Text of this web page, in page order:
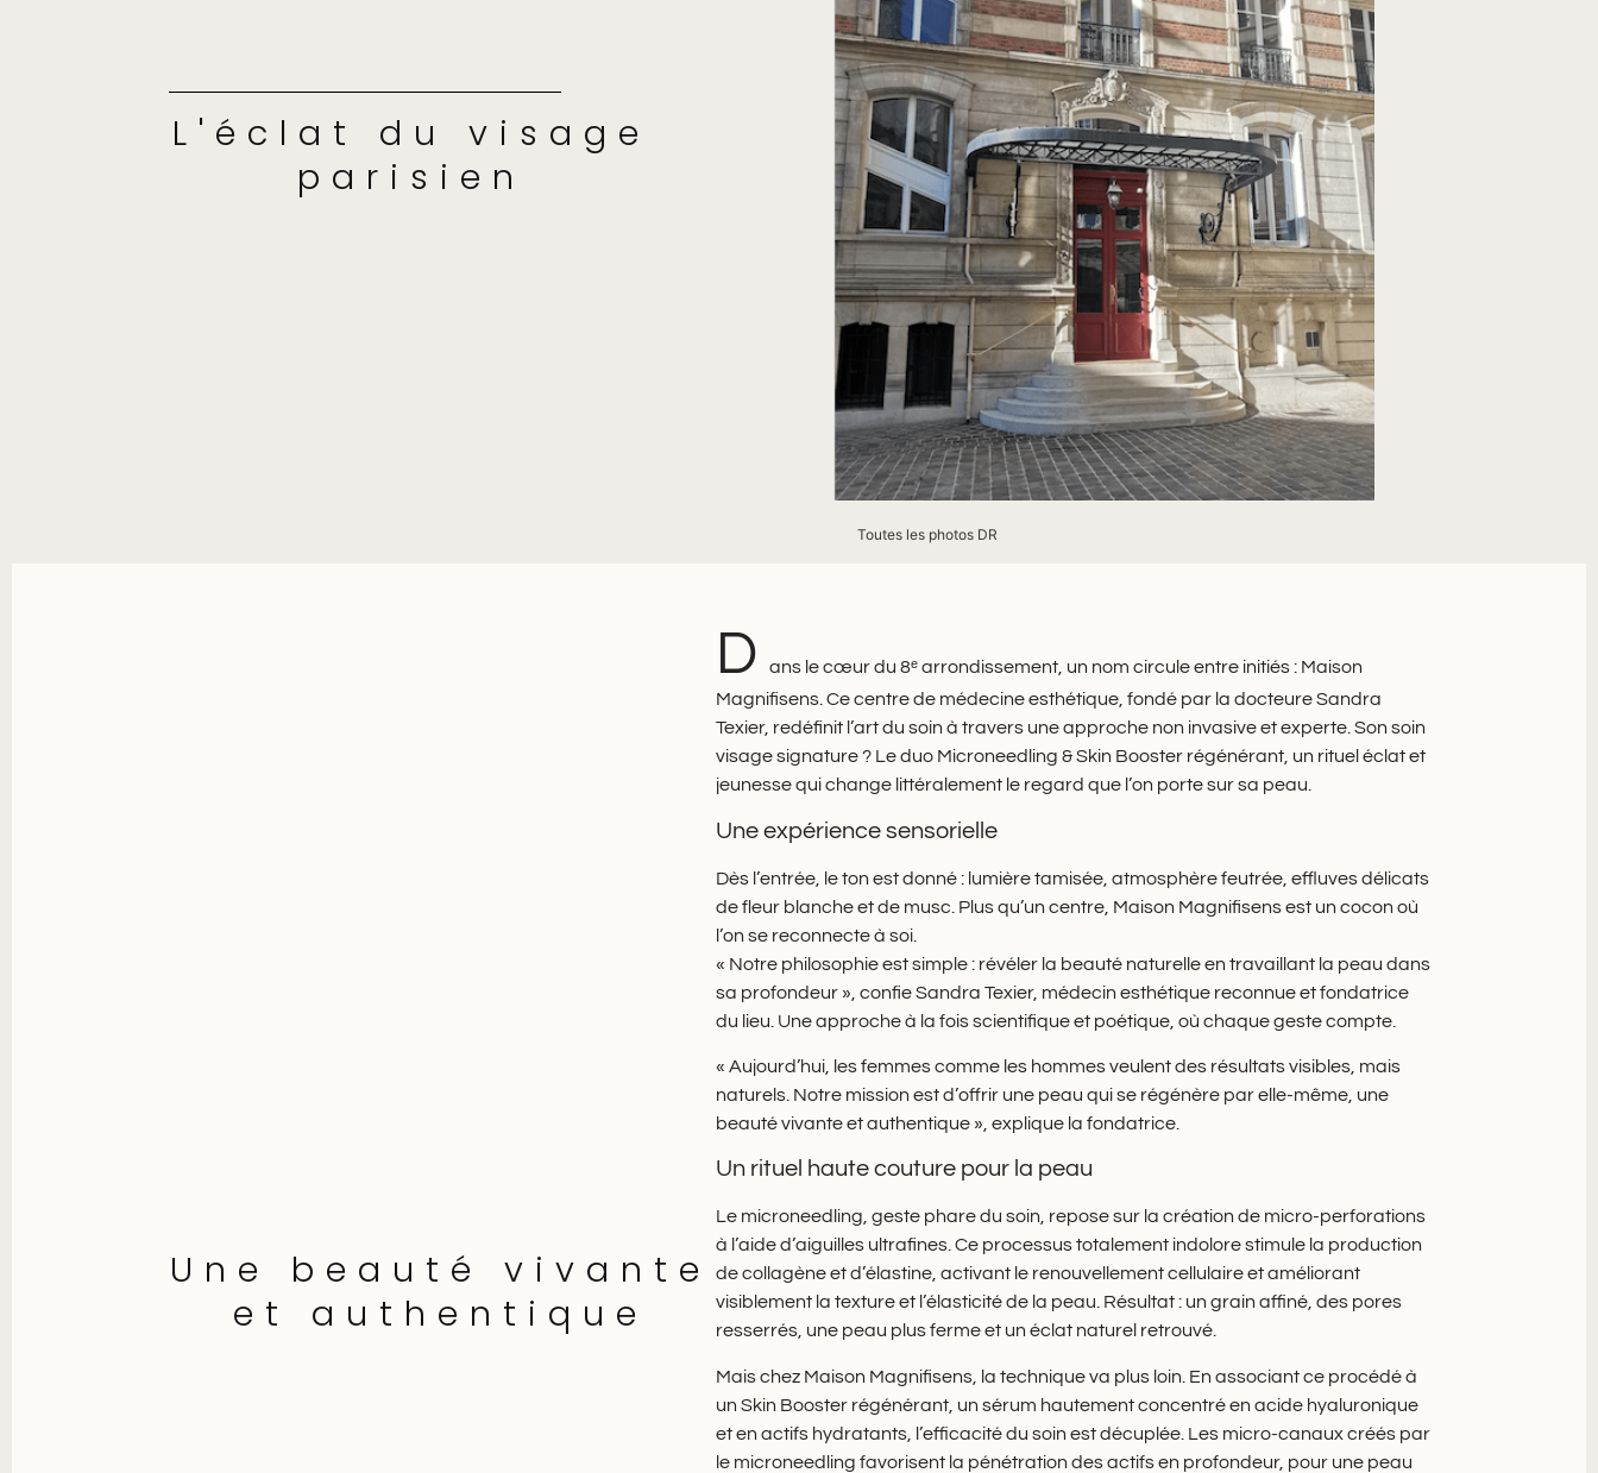
L'éclat du visage
parisien
Toutes les photos DR
Une beauté vivante
et authentique
D
ans le cœur du 8ᵉ arrondissement, un nom circule entre initiés : Maison
Magnifisens. Ce centre de médecine esthétique, fondé par la docteure Sandra
Texier, redéfinit l’art du soin à travers une approche non invasive et experte. Son soin
visage signature ? Le duo Microneedling & Skin Booster régénérant, un rituel éclat et
jeunesse qui change littéralement le regard que l’on porte sur sa peau.
Une expérience sensorielle
Dès l’entrée, le ton est donné : lumière tamisée, atmosphère feutrée, effluves délicats
de fleur blanche et de musc. Plus qu’un centre, Maison Magnifisens est un cocon où
l’on se reconnecte à soi.
« Notre philosophie est simple : révéler la beauté naturelle en travaillant la peau dans
sa profondeur », confie Sandra Texier, médecin esthétique reconnue et fondatrice
du lieu. Une approche à la fois scientifique et poétique, où chaque geste compte.
« Aujourd’hui, les femmes comme les hommes veulent des résultats visibles, mais
naturels. Notre mission est d’offrir une peau qui se régénère par elle-même, une
beauté vivante et authentique », explique la fondatrice.
Un rituel haute couture pour la peau
Le microneedling, geste phare du soin, repose sur la création de micro-perforations
à l’aide d’aiguilles ultrafines. Ce processus totalement indolore stimule la production
de collagène et d’élastine, activant le renouvellement cellulaire et améliorant
visiblement la texture et l’élasticité de la peau. Résultat : un grain affiné, des pores
resserrés, une peau plus ferme et un éclat naturel retrouvé.
Mais chez Maison Magnifisens, la technique va plus loin. En associant ce procédé à
un Skin Booster régénérant, un sérum hautement concentré en acide hyaluronique
et en actifs hydratants, l’efficacité du soin est décuplée. Les micro-canaux créés par
le microneedling favorisent la pénétration des actifs en profondeur, pour une peau